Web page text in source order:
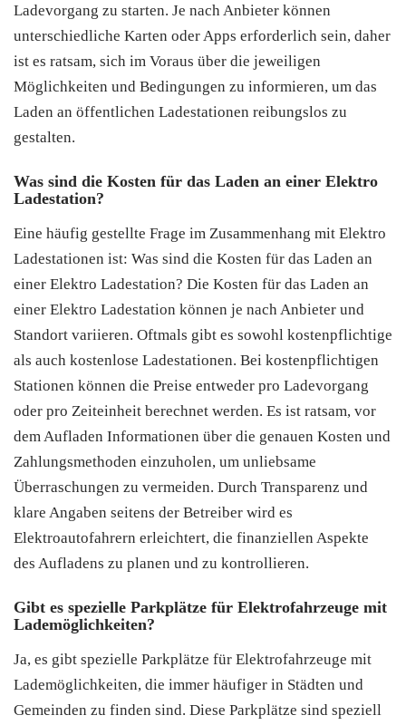
Ladevorgang zu starten. Je nach Anbieter können
unterschiedliche Karten oder Apps erforderlich sein, daher
ist es ratsam, sich im Voraus über die jeweiligen
Möglichkeiten und Bedingungen zu informieren, um das
Laden an öffentlichen Ladestationen reibungslos zu
gestalten.
Was sind die Kosten für das Laden an einer Elektro
Ladestation?
Eine häufig gestellte Frage im Zusammenhang mit Elektro
Ladestationen ist: Was sind die Kosten für das Laden an
einer Elektro Ladestation? Die Kosten für das Laden an
einer Elektro Ladestation können je nach Anbieter und
Standort variieren. Oftmals gibt es sowohl kostenpflichtige
als auch kostenlose Ladestationen. Bei kostenpflichtigen
Stationen können die Preise entweder pro Ladevorgang
oder pro Zeiteinheit berechnet werden. Es ist ratsam, vor
dem Aufladen Informationen über die genauen Kosten und
Zahlungsmethoden einzuholen, um unliebsame
Überraschungen zu vermeiden. Durch Transparenz und
klare Angaben seitens der Betreiber wird es
Elektroautofahrern erleichtert, die finanziellen Aspekte
des Aufladens zu planen und zu kontrollieren.
Gibt es spezielle Parkplätze für Elektrofahrzeuge mit
Lademöglichkeiten?
Ja, es gibt spezielle Parkplätze für Elektrofahrzeuge mit
Lademöglichkeiten, die immer häufiger in Städten und
Gemeinden zu finden sind. Diese Parkplätze sind speziell